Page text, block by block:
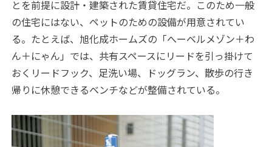
とを前提に設計・建築された賃貸住宅だ。このため一般
の住宅にはない、ペットのための設備が用意されてい
る。たとえば、旭化成ホームズの「へーベルメゾン＋わ
ん＋にゃん」では、共有スペースにリードを引っ掛けて
おくリードフック、足洗い場、ドッグラン、散歩の行き
帰りに休憩できるベンチなどが整備されている。